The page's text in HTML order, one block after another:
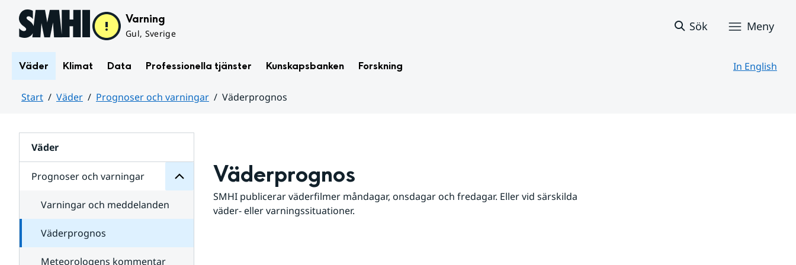
Hoppa till sidans innehåll Varning
Gul, Sverige
Sök Meny
Väder Klimat Data Professionella tjänster Kunskapsbanken Forskning In English
Start Väder Prognoser och varningar
Väderprognos
Väder
Prognoser och varningar
för
varningar
Varningar och meddelanden
Väderprognos
Meteorologens kommentar
Väderprognos
SMHI publicerar väderfilmer måndagar, onsdagar och fredagar. Eller vid särskilda
väder- eller varningssituationer.